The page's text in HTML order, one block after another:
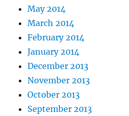
May 2014
March 2014
February 2014
January 2014
December 2013
November 2013
October 2013
September 2013